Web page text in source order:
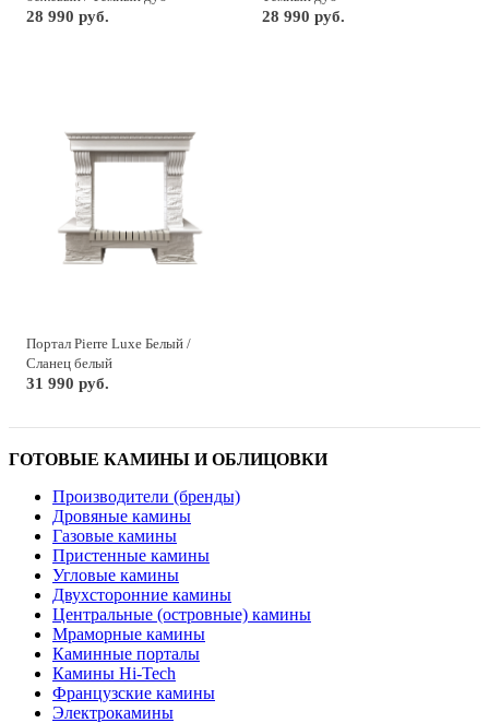
28 990 руб. 28 990 руб.
Портал Pierre Luxe Белый /
Сланец белый
31 990 руб.
ГОТОВЫЕ КАМИНЫ И ОБЛИЦОВКИ
Производители (бренды)
Дровяные камины
Газовые камины
Пристенные камины
Угловые камины
Двухсторонние камины
Центральные (островные) камины
Мраморные камины
Каминные порталы
Камины Hi-Tech
Французские камины
Электрокамины